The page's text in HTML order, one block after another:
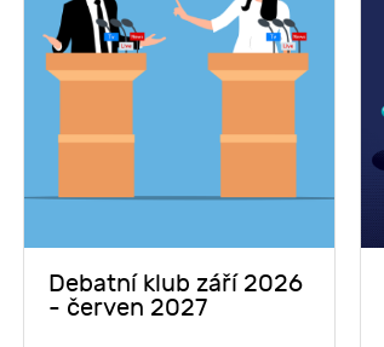
Debatní klub září 2026
- červen 2027